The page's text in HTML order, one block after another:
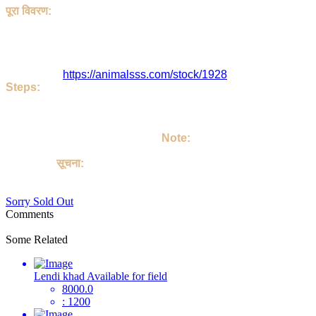
पूरा विवरण:
https://animalsss.com/stock/1928
Steps:
Note:
सूचना:
Sorry Sold Out
Comments
Some Related
Lendi khad Available for field
8000.0
: 1200